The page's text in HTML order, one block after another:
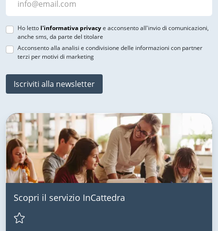
Ho letto l'informativa privacye acconsento all'invio di comunicazioni,
anche sms, da parte del titolare
Acconsento alla analisi e condivisione delle informazioni con partner
terzi per motivi di marketing
Iscriviti alla newsletter
Scopri il servizio InCattedra